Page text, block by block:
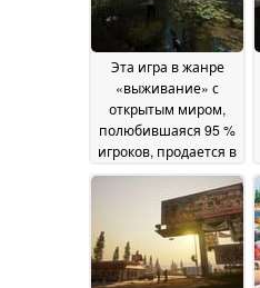
July 2026
Эта игра в жанре
«выживание» с
открытым миром,
полюбившаяся 95 %
игроков, продается в
Steam со скидкой 78
07 July 2026